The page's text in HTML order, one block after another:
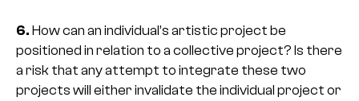
6. How can an individual’s artistic project be
positioned in relation to a collective project? Is there
a risk that any attempt to integrate these two
projects will either invalidate the individual project or